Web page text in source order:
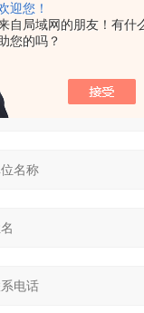
迎您！
自局域网的朋友！有什
您的吗？
的。这种两个构件直